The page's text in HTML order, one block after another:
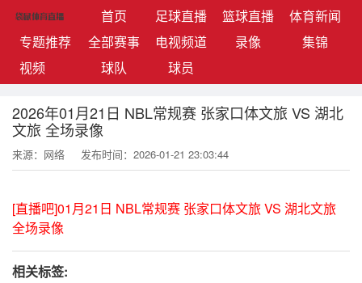
首页(current)足球直播 篮球直播
体育新闻
专题推荐
全部赛事 电视频道 录像
集锦
视频
球队 球员
2026年01月21日 NBL常规赛 张家口体文旅 VS 湖北
文旅 全场录像
来源：网络 发布时间：2026-01-21 23:03:44
[直播吧]01月21日 NBL常规赛 张家口体文旅 VS 湖北文旅
全场录像
相关标签: